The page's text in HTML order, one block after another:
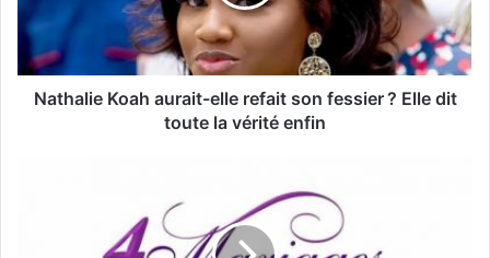
Nathalie Koah aurait-elle refait son fessier ? Elle dit
toute la vérité enfin